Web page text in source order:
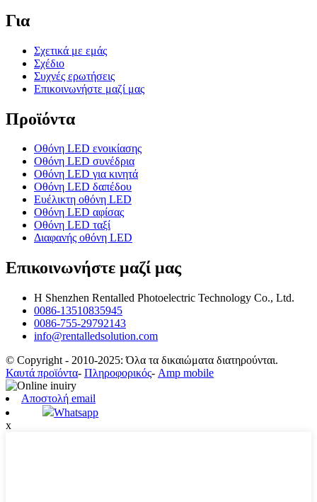
Για
Σχετικά με εμάς
Σχέδιο
Συχνές ερωτήσεις
Επικοινωνήστε μαζί μας
Προϊόντα
Οθόνη LED ενοικίασης
Οθόνη LED συνέδρια
Οθόνη LED για κινητά
Οθόνη LED δαπέδου
Ευέλικτη οθόνη LED
Οθόνη LED αφίσας
Οθόνη LED ταξί
Διαφανής οθόνη LED
Επικοινωνήστε μαζί μας
Η Shenzhen Rentalled Photoelectric Technology Co., Ltd.
0086-13510835945
0086-755-29792143
info@rentalledsolution.com
© Copyright - 2010-2025: Όλα τα δικαιώματα διατηρούνται.
Καυτά προϊόντα- Πληροφορικός- Amp mobile
Αποστολή email
Whatsapp
x